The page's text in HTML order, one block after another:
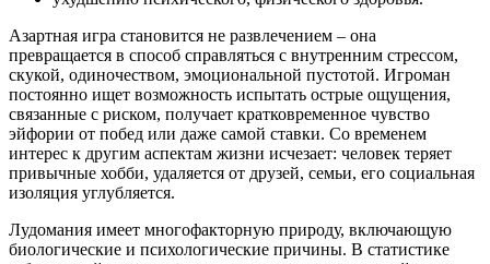
Азартная игра становится не развлечением – она
превращается в способ справляться с внутренним стрессом,
скукой, одиночеством, эмоциональной пустотой. Игроман
постоянно ищет возможность испытать острые ощущения,
связанные с риском, получает кратковременное чувство
эйфории от побед или даже самой ставки. Со временем
интерес к другим аспектам жизни исчезает: человек теряет
привычные хобби, удаляется от друзей, семьи, его социальная
изоляция углубляется.
Лудомания имеет многофакторную природу, включающую
биологические и психологические причины. В статистике